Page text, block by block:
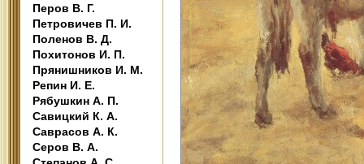
Перов В. Г.
Петровичев П. И.
Поленов В. Д.
Похитонов И. П.
Прянишников И. М.
Репин И. Е.
Рябушкин А. П.
Савицкий К. А.
Саврасов А. К.
Серов В. А.